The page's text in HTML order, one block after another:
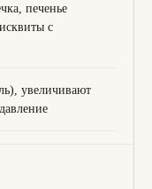
печенье
с
увеличивают